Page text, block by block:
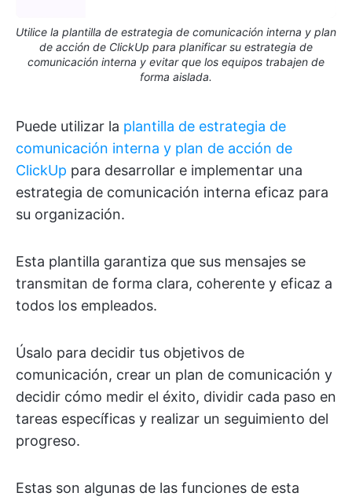
Utilice la plantilla de estrategia de comunicación interna y plan
de acción de ClickUp para planificar su estrategia de
comunicación interna y evitar que los equipos trabajen de
forma aislada.
Puede utilizar la plantilla de estrategia de
comunicación interna y plan de acción de
ClickUp para desarrollar e implementar una
estrategia de comunicación interna eficaz para
su organización.
Esta plantilla garantiza que sus mensajes se
transmitan de forma clara, coherente y eficaz a
todos los empleados.
Úsalo para decidir tus objetivos de
comunicación, crear un plan de comunicación y
decidir cómo medir el éxito, dividir cada paso en
tareas específicas y realizar un seguimiento del
progreso.
Estas son algunas de las funciones de esta